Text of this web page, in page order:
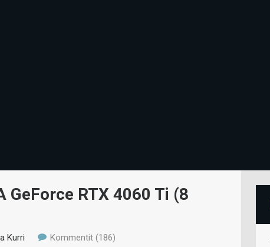
GeForce RTX 4060 Ti (8
Kurri Kommentit (186)